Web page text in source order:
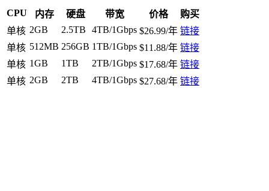
CPU 内存 硬盘 带宽 价格
购买
单核 2GB 2.5TB 4TB/1Gbps $26.99/年 链接
单核 512MB 256GB 1TB/1Gbps $11.88/年 链接
单核 1GB 1TB 2TB/1Gbps $17.68/年 链接
单核 2GB 2TB 4TB/1Gbps $27.68/年 链接